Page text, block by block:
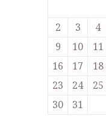
2
3 4
9
10 11
16
17 18
23
24 25
30
31